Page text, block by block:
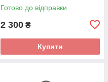
Готово до відправки
2 300 ₴
Купити